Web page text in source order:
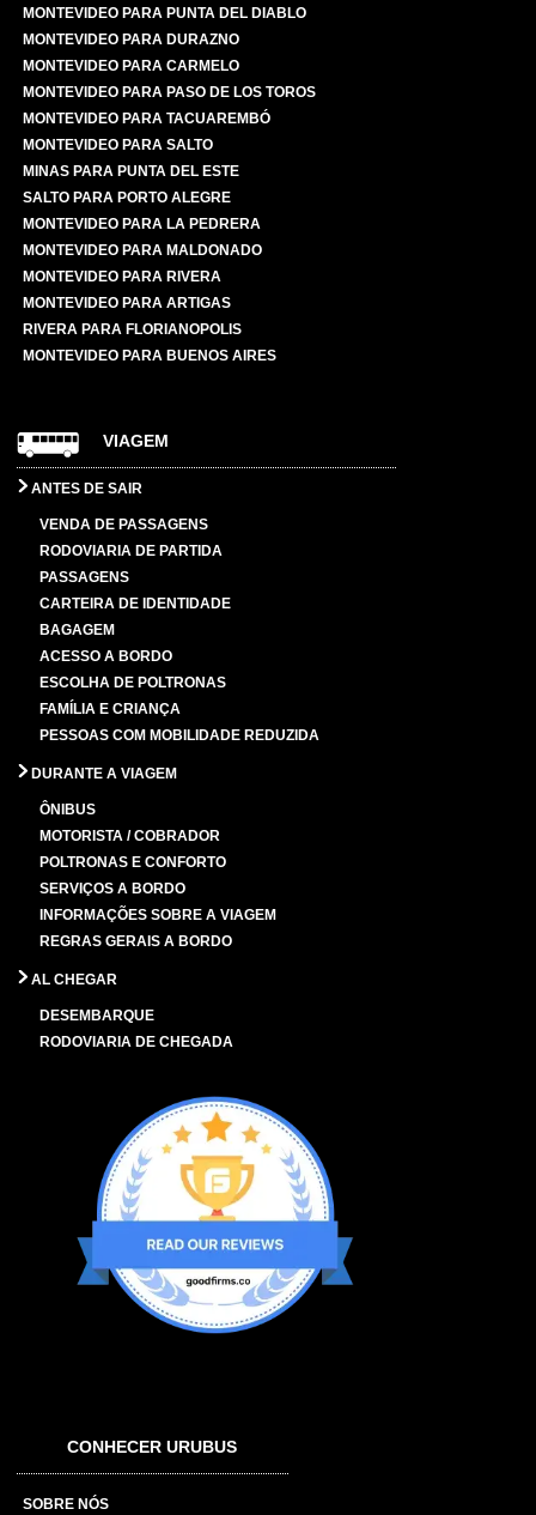
MONTEVIDEO PARA PUNTA DEL DIABLO
MONTEVIDEO PARA DURAZNO
MONTEVIDEO PARA CARMELO
MONTEVIDEO PARA PASO DE LOS TOROS
MONTEVIDEO PARA TACUAREMBÓ
MONTEVIDEO PARA SALTO
MINAS PARA PUNTA DEL ESTE
SALTO PARA PORTO ALEGRE
MONTEVIDEO PARA LA PEDRERA
MONTEVIDEO PARA MALDONADO
MONTEVIDEO PARA RIVERA
MONTEVIDEO PARA ARTIGAS
RIVERA PARA FLORIANOPOLIS
MONTEVIDEO PARA BUENOS AIRES
VIAGEM
ANTES DE SAIR
VENDA DE PASSAGENS
RODOVIARIA DE PARTIDA
PASSAGENS
CARTEIRA DE IDENTIDADE
BAGAGEM
ACESSO A BORDO
ESCOLHA DE POLTRONAS
FAMÍLIA E CRIANÇA
PESSOAS COM MOBILIDADE REDUZIDA
DURANTE A VIAGEM
ÔNIBUS
MOTORISTA / COBRADOR
POLTRONAS E CONFORTO
SERVIÇOS A BORDO
INFORMAÇÕES SOBRE A VIAGEM
REGRAS GERAIS A BORDO
AL CHEGAR
DESEMBARQUE
RODOVIARIA DE CHEGADA
CONHECER URUBUS
SOBRE NÓS